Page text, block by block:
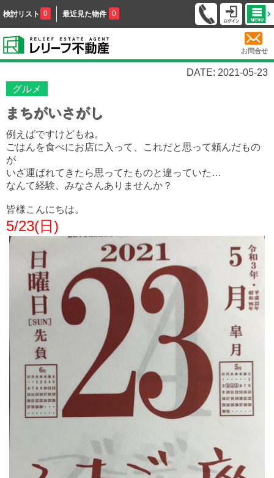
検討リスト 0 最近見た物件 0
お問合せ
DATE: 2021-05-23
グルメ
まちがいさがし
例えばですけどもね。
ごはんを食べにお店に入って、これだと思って頼んだもの
が
いざ運ばれてきたら思ってたものと違っていた…
なんて経験、みなさんありませんか？
皆様こんにちは。
5/23(日)